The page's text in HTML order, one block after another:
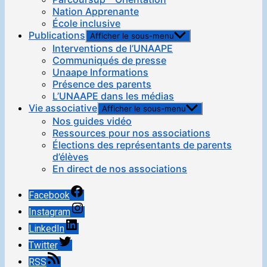
Nation Apprenante
École inclusive
Publications Afficher le sous-menu
Interventions de l’UNAAPE
Communiqués de presse
Unaape Informations
Présence des parents
L’UNAAPE dans les médias
Vie associative Afficher le sous-menu
Nos guides vidéo
Ressources pour nos associations
Élections des représentants de parents
d’élèves
En direct de nos associations
Facebook
Instagram
LinkedIn
Twitter
RSS